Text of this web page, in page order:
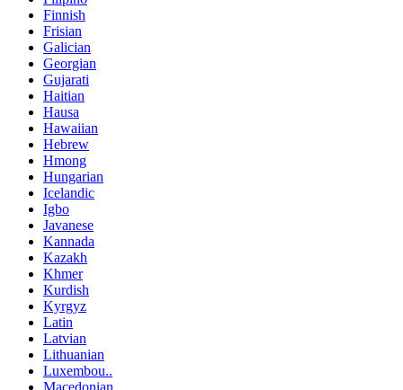
Finnish
Frisian
Galician
Georgian
Gujarati
Haitian
Hausa
Hawaiian
Hebrew
Hmong
Hungarian
Icelandic
Igbo
Javanese
Kannada
Kazakh
Khmer
Kurdish
Kyrgyz
Latin
Latvian
Lithuanian
Luxembou..
Macedonian